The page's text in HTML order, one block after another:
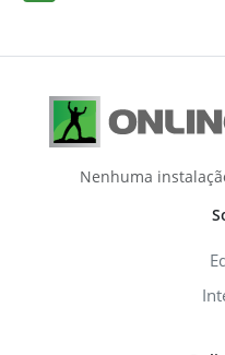
Nenhuma